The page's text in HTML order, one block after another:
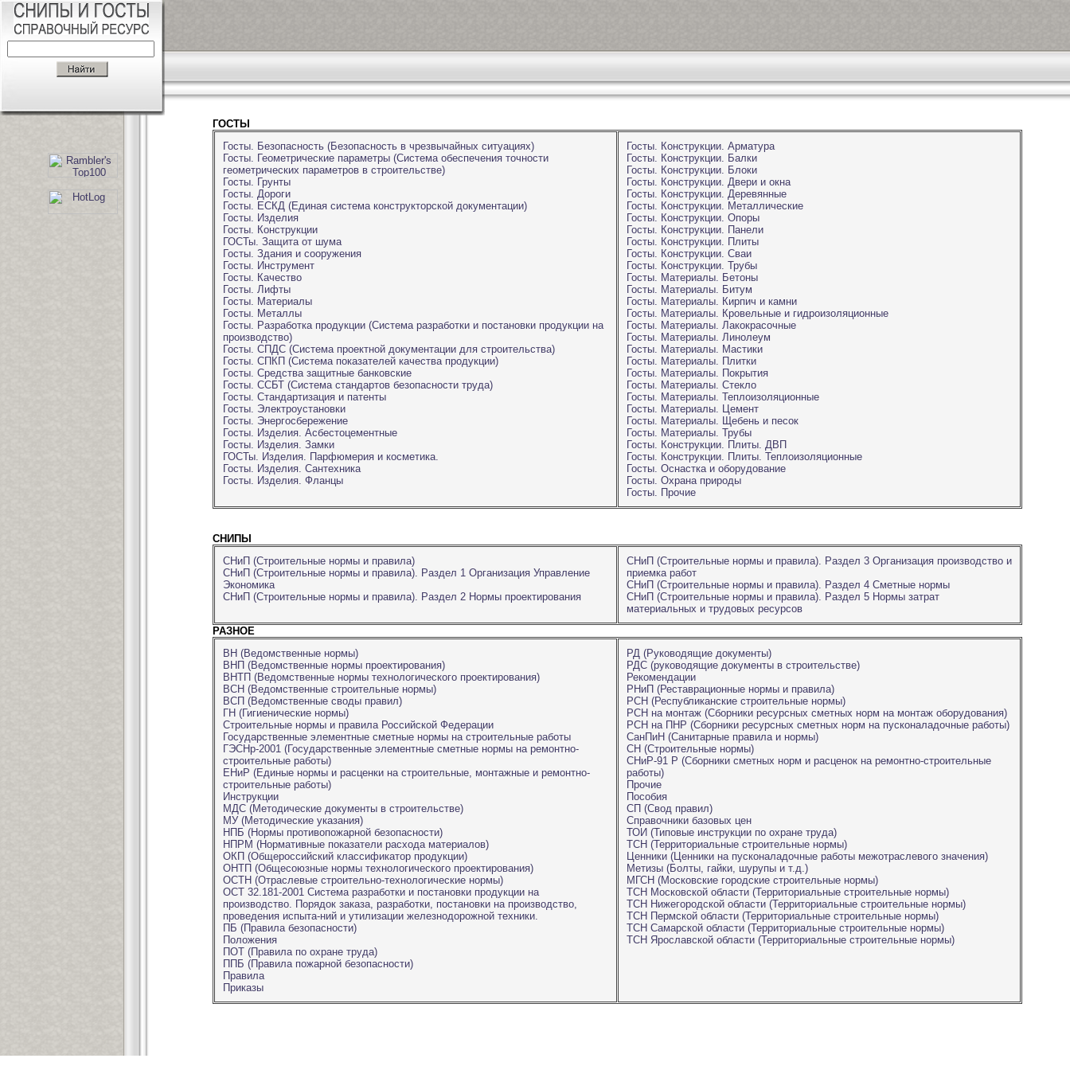
ГОСТЫ
Госты. Безопасность (Безопасность в чрезвычайных ситуациях)
Госты. Геометрические параметры (Система обеспечения точности
геометрических параметров в строительстве)
Госты. Грунты
Госты. Дороги
Госты. ЕСКД (Единая система конструкторской документации)
Госты. Изделия
Госты. Конструкции
ГОСТы. Защита от шума
Госты. Здания и сооружения
Госты. Инструмент
Госты. Качество
Госты. Лифты
Госты. Материалы
Госты. Металлы
Госты. Разработка продукции (Система разработки и постановки продукции на
производство)
Госты. СПДС (Система проектной документации для строительства)
Госты. СПКП (Система показателей качества продукции)
Госты. Средства защитные банковские
Госты. ССБТ (Система стандартов безопасности труда)
Госты. Стандартизация и патенты
Госты. Электроустановки
Госты. Энергосбережение
Госты. Изделия. Асбестоцементные
Госты. Изделия. Замки
ГОСТы. Изделия. Парфюмерия и косметика.
Госты. Изделия. Сантехника
Госты. Изделия. Фланцы
Госты. Конструкции. Арматура
Госты. Конструкции. Балки
Госты. Конструкции. Блоки
Госты. Конструкции. Двери и окна
Госты. Конструкции. Деревянные
Госты. Конструкции. Металлические
Госты. Конструкции. Опоры
Госты. Конструкции. Панели
Госты. Конструкции. Плиты
Госты. Конструкции. Сваи
Госты. Конструкции. Трубы
Госты. Материалы. Бетоны
Госты. Материалы. Битум
Госты. Материалы. Кирпич и камни
Госты. Материалы. Кровельные и гидроизоляционные
Госты. Материалы. Лакокрасочные
Госты. Материалы. Линолеум
Госты. Материалы. Мастики
Госты. Материалы. Плитки
Госты. Материалы. Покрытия
Госты. Материалы. Стекло
Госты. Материалы. Теплоизоляционные
Госты. Материалы. Цемент
Госты. Материалы. Щебень и песок
Госты. Материалы. Трубы
Госты. Конструкции. Плиты. ДВП
Госты. Конструкции. Плиты. Теплоизоляционные
Госты. Оснастка и оборудование
Госты. Охрана природы
Госты. Прочие
СНИПЫ
СНиП (Строительные нормы и правила)
СНиП (Строительные нормы и правила). Раздел 1 Организация Управление
Экономика
СНиП (Строительные нормы и правила). Раздел 2 Нормы проектирования
СНиП (Строительные нормы и правила). Раздел 3 Организация производство и
приемка работ
СНиП (Строительные нормы и правила). Раздел 4 Сметные нормы
СНиП (Строительные нормы и правила). Раздел 5 Нормы затрат
материальных и трудовых ресурсов
РАЗНОЕ
ВН (Ведомственные нормы)
ВНП (Ведомственные нормы проектирования)
ВНТП (Ведомственные нормы технологического проектирования)
ВСН (Ведомственные строительные нормы)
ВСП (Ведомственные своды правил)
ГН (Гигиенические нормы)
Строительные нормы и правила Российской Федерации
Государственные элементные сметные нормы на строительные работы
ГЭСНр-2001 (Государственные элементные сметные нормы на ремонтно-
строительные работы)
ЕНиР (Единые нормы и расценки на строительные, монтажные и ремонтно-
строительные работы)
Инструкции
МДС (Методические документы в строительстве)
МУ (Методические указания)
НПБ (Нормы противопожарной безопасности)
НПРМ (Нормативные показатели расхода материалов)
ОКП (Общероссийский классификатор продукции)
ОНТП (Общесоюзные нормы технологического проектирования)
ОСТН (Отраслевые строительно-технологические нормы)
ОСТ 32.181-2001 Система разработки и постановки продукции на
производство. Порядок заказа, разработки, постановки на производство,
проведения испыта-ний и утилизации железнодорожной техники.
ПБ (Правила безопасности)
Положения
ПОТ (Правила по охране труда)
ППБ (Правила пожарной безопасности)
Правила
Приказы
РД (Руководящие документы)
РДС (руководящие документы в строительстве)
Рекомендации
РНиП (Реставрационные нормы и правила)
РСН (Республиканские строительные нормы)
РСН на монтаж (Сборники ресурсных сметных норм на монтаж оборудования)
РСН на ПНР (Сборники ресурсных сметных норм на пусконаладочные работы)
СанПиН (Санитарные правила и нормы)
СН (Строительные нормы)
CНиР-91 Р (Сборники сметных норм и расценок на ремонтно-строительные
работы)
Прочие
Пособия
СП (Свод правил)
Справочники базовых цен
ТОИ (Типовые инструкции по охране труда)
ТСН (Территориальные строительные нормы)
Ценники (Ценники на пусконаладочные работы межотраслевого значения)
Метизы (Болты, гайки, шурупы и т.д.)
МГСН (Московские городские строительные нормы)
ТСН Московской области (Территориальные строительные нормы)
ТСН Нижегородской области (Территориальные строительные нормы)
ТСН Пермской области (Территориальные строительные нормы)
ТСН Самарской области (Территориальные строительные нормы)
ТСН Ярославской области (Территориальные строительные нормы)